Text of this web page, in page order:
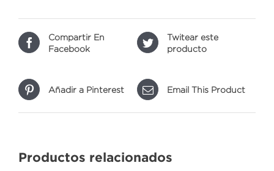
Compartir En
Facebook
Twitear este
producto
Añadir a Pinterest Email This Product
Productos relacionados